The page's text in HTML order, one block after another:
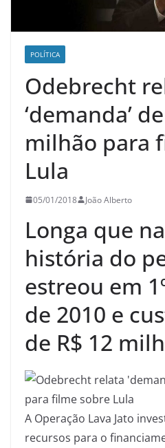
POLÍTICA
Odebrecht
‘demanda’
milhão para
Lula
05/01/2018 João Alberto
Longa que
história do
estreou em
de 2010 e
de R$ 12
A Operação Lava Jato
recursos para o